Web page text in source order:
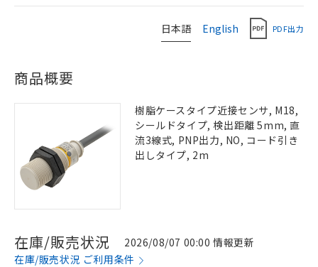
日本語 English PDF出力
商品概要
樹脂ケースタイプ近接センサ, M18,
シールドタイプ, 検出距離 5mm, 直
流3線式, PNP出力, NO, コード引き
出しタイプ, 2m
在庫/販売状況
2026/08/07 00:00 情報更新
在庫/販売状況 ご利用条件